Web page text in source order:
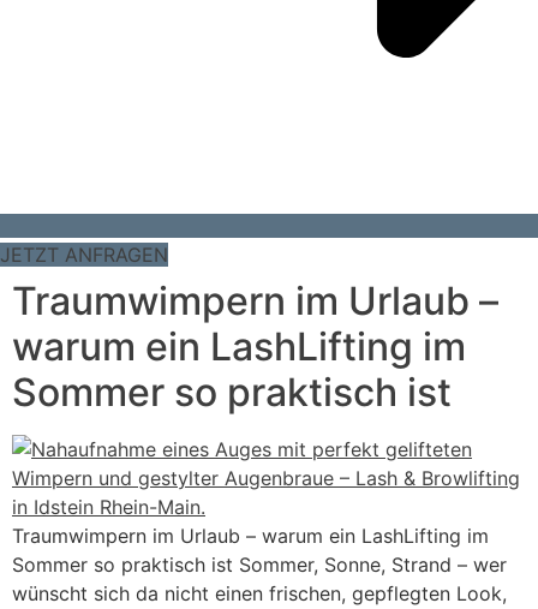
JETZT ANFRAGEN
Traumwimpern im Urlaub –
warum ein LashLifting im
Sommer so praktisch ist
Traumwimpern im Urlaub – warum ein LashLifting im
Sommer so praktisch ist Sommer, Sonne, Strand – wer
wünscht sich da nicht einen frischen, gepflegten Look,